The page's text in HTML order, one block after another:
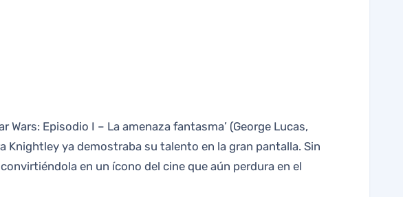
Episodio I – La amenaza fantasma’ (George Lucas,
Knightley ya demostraba su talento en la gran pantalla. Sin
en un ícono del cine que aún perdura en el